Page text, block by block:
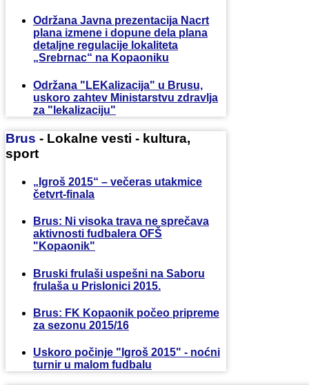
Održana Javna prezentacija Nacrt
plana izmene i dopune dela plana
detaljne regulacije lokaliteta
„Srebrnac“ na Kopaoniku
Održana "LEKalizacija" u Brusu,
uskoro zahtev Ministarstvu zdravlja
za "lekalizaciju"
Brus - Lokalne vesti - kultura,
sport
„Igroš 2015“ – večeras utakmice
četvrt-finala
Brus: Ni visoka trava ne sprečava
aktivnosti fudbalera OFŠ
"Kopaonik"
Bruski frulaši uspešni na Saboru
frulaša u Prislonici 2015.
Brus: FK Kopaonik počeo pripreme
za sezonu 2015/16
Uskoro počinje "Igroš 2015" - noćni
turnir u malom fudbalu